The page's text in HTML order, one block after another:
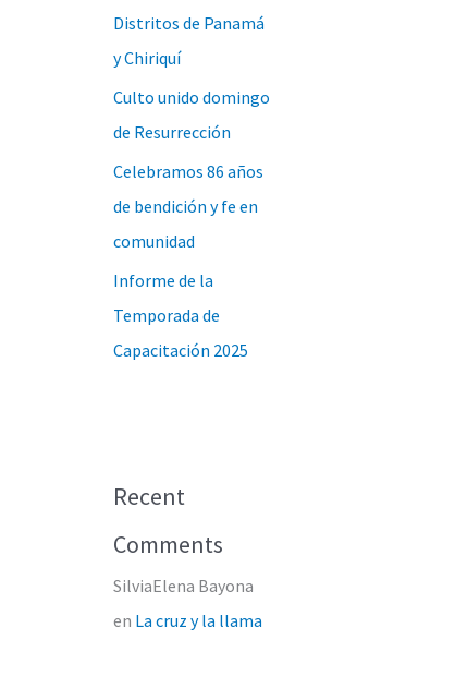
Distritos de Panamá
y Chiriquí
Culto unido domingo
de Resurrección
Celebramos 86 años
de bendición y fe en
comunidad
Informe de la
Temporada de
Capacitación 2025
Recent
Comments
SilviaElena Bayona
en La cruz y la llama